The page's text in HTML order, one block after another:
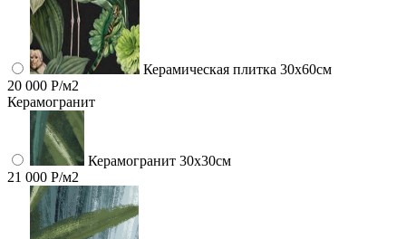
Керамическая плитка 30x60см
20 000 Р/м2
Керамогранит
Керамогранит 30х30см
21 000 Р/м2